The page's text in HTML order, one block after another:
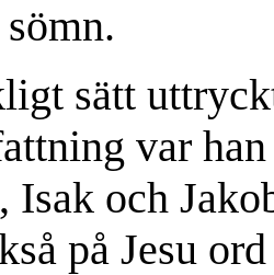
sätt
var
Isak och
på Jesu